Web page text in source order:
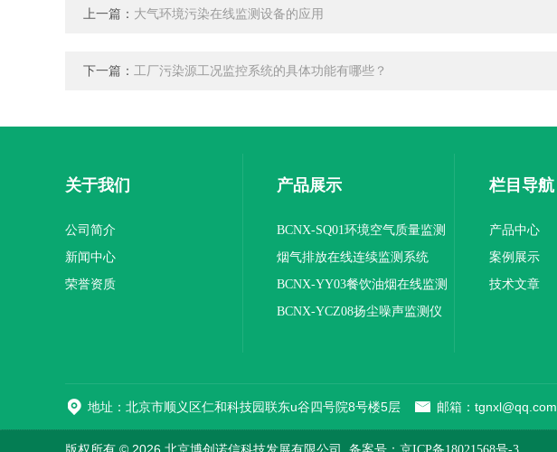
上一篇： 大气环境污染在线监测设备的应用
下一篇： 工厂污染源工况监控系统的具体功能有哪些？
关于我们
公司简介
新闻中心
荣誉资质
产品展示
BCNX-SQ01环境空气质量监测
系统
烟气排放在线连续监测系统
BCNX-YY03餐饮油烟在线监测
平台
BCNX-YCZ08扬尘噪声监测仪
栏目导航
产品中心
案例展示
技术文章
地址：北京市顺义区仁和科技园联东u谷四号院8号楼5层 邮箱：tgnxl@qq.com